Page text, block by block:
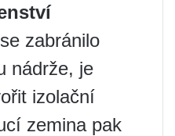
zabránilo
nádrže, je
izolační
zemina pak